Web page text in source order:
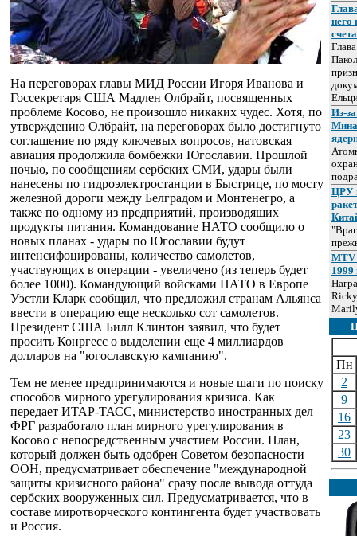
На переговорах главы МИД России Игоря Иванова и
Госсекретаря США Мадлен Олбрайт, посвященных
проблеме Косово, не произошло никаких чудес. Хотя, по
утверждению Олбрайт, на переговорах было достигнуто
соглашение по ряду ключевых вопросов, натовская
авиация продолжила бомбежки Югославии. Прошлой
ночью, по сообщениям сербских СМИ, удары были
нанесены по гидроэлектростанции в Быстрице, по мосту
железной дороги между Белградом и Монтенегро, а
также по одному из предприятий, производящих
продукты питания. Командование НАТО сообщило о
новых планах - удары по Югославии будут
интенсифоцированы, количество самолетов,
участвующих в операции - увеличено (из теперь будет
более 1000). Командующий войсками НАТО в Европе
Уэстли Кларк сообщил, что предложил странам Альянса
ввести в операцию еще несколько сот самолетов.
Президент США Билл Клинтон заявил, что будет
просить Конргесс о выделении еще 4 миллиардов
долларов на "югославскую кампанию".
Тем не менее предпринимаются и новые шаги по поиску
способов мирного урегулирования кризиса. Как
передает ИТАР-ТАСС, министерство иностранных дел
ФРГ разработало план мирного урегулирования в
Косово с непосредственным участием России. План,
который должен быть одобрен Советом безопасности
ООН, предусматривает обеспечение "международной
защиты кризисного района" сразу после вывода оттуда
сербских вооруженных сил. Предусматривается, что в
составе миротворческого контингента будет участвовать
и Россия.
него
Из-
ЦРУ
MTV
1999
Пн
2
9
16
23
30